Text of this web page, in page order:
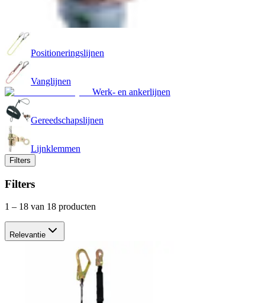
Positioneringslijnen
Vanglijnen
Werk- en ankerlijnen
Gereedschapslijnen
Lijnklemmen
Filters
Filters
1 – 18 van 18 producten
Relevantie